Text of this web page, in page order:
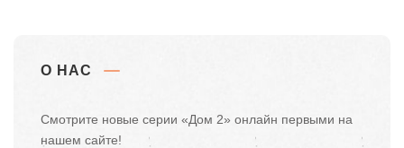
О НАС
Смотрите новые серии «Дом 2» онлайн первыми на
нашем сайте!